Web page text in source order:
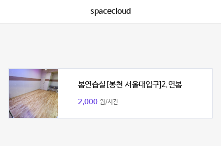
spacecloud
봄연습실[봉천 서울대입구]2.연봄
2,000 원/시간